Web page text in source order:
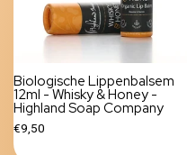
Biologische Lippenbalsem
12ml - Whisky & Honey -
Highland Soap Company
€9,50